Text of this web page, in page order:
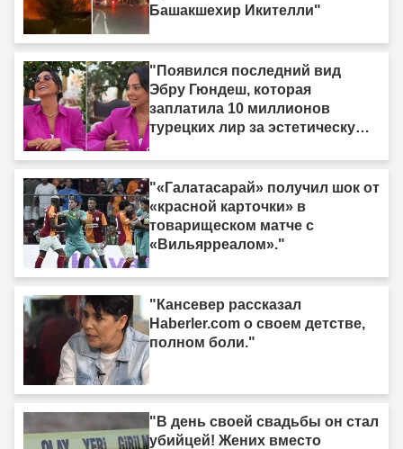
Башакшехир Икителли"
"Появился последний вид
Эбру Гюндеш, которая
заплатила 10 миллионов
турецких лир за эстетическую
"«Галатасарай» получил шок от
«красной карточки» в
товарищеском матче с
«Вильярреалом»."
"Кансевер рассказал
Haberler.com о своем детстве,
полном боли."
"В день своей свадьбы он стал
убийцей! Жених вместо